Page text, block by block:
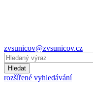
zvsunicov@zvsunicov.cz
Hledat
rozšířené vyhledávání